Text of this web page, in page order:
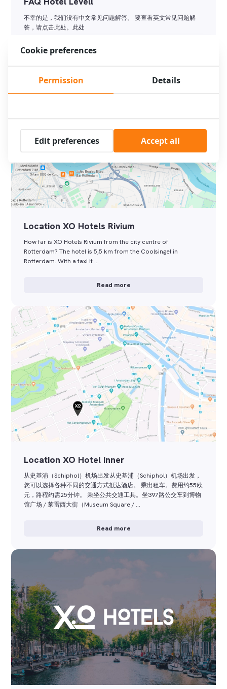
不幸的是，我们没有中文常见问题解答。 要查看英文常见问题解
答，请点击此处。此处
Read more
Location XO Hotels Rivium
How far is XO Hotels Rivium from the city centre of
Rotterdam? The hotel is 5,5 km from the Coolsingel in
Rotterdam. With a taxi it …
Read more
Location XO Hotel Inner
从史基浦（Schiphol）机场出发从史基浦（Schiphol）机场出发，
您可以选择各种不同的交通方式抵达酒店。 乘出租车。费用约55欧
元，路程约需25分钟。 乘坐公共交通工具。坐397路公交车到博物
馆广场 / 莱雷西大街（Museum Square / …
Read more
Cookie preferences
Permission Details
Edit preferences Accept all